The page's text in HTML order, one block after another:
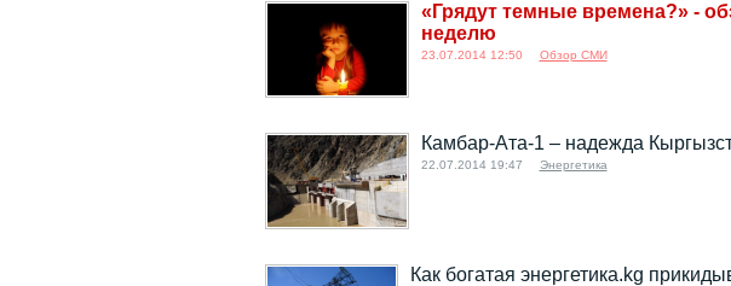
«Грядут темные времена?» -
неделю
23.07.2014 12:50 Обзор СМИ
Камбар-Ата-1 – надежда
22.07.2014 19:47 Энергетика
Как богатая энергетика.kg